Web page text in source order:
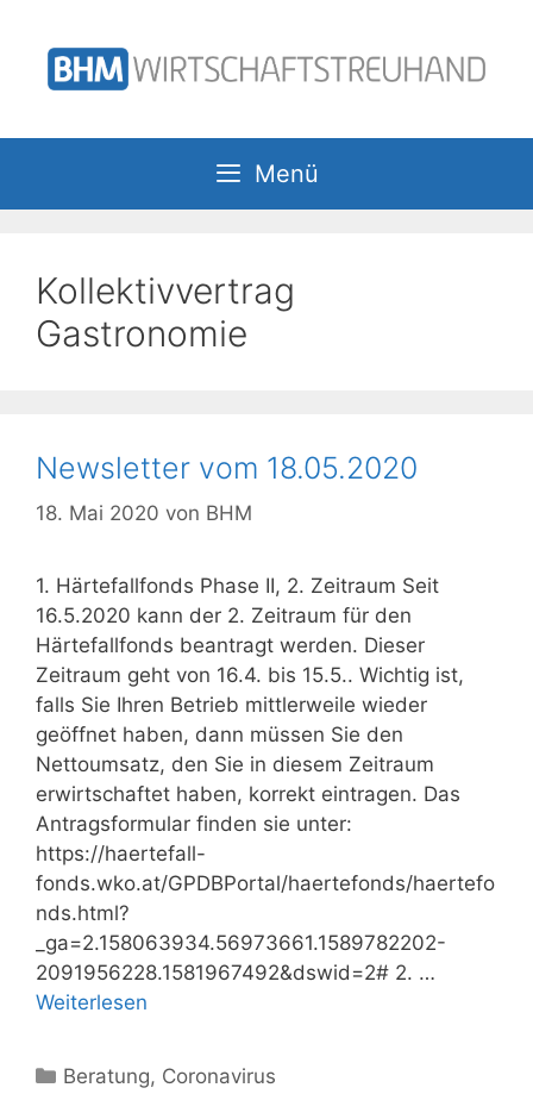
Inhalt
springen
Menü
Kollektivvertrag
Gastronomie
Newsletter vom 18.05.2020
18. Mai 2020 von BHM
1. Härtefallfonds Phase II, 2. Zeitraum Seit
16.5.2020 kann der 2. Zeitraum für den
Härtefallfonds beantragt werden. Dieser
Zeitraum geht von 16.4. bis 15.5.. Wichtig ist,
falls Sie Ihren Betrieb mittlerweile wieder
geöffnet haben, dann müssen Sie den
Nettoumsatz, den Sie in diesem Zeitraum
erwirtschaftet haben, korrekt eintragen. Das
Antragsformular finden sie unter:
https://haertefall-
fonds.wko.at/GPDBPortal/haertefonds/haertefo
nds.html?
_ga=2.158063934.56973661.1589782202-
2091956228.1581967492&dswid=2# 2. …
Weiterlesen
Kategorien
Beratung, Coronavirus